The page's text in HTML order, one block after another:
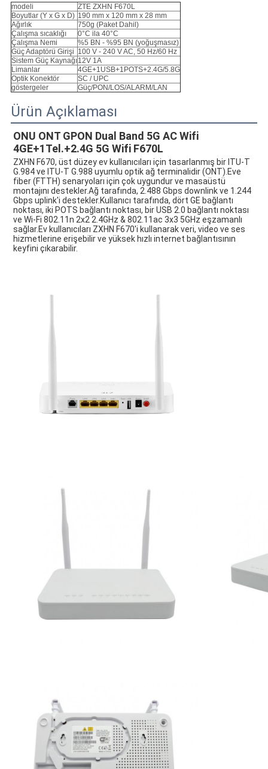
modeli
ZTE ZXHN F670L
Boyutlar (Y x G x D) 190 mm x 120 mm x 28 mm
Ağırlık
750g (Paket Dahil)
Çalışma sıcaklığı
0°C ila 40°C
Çalışma Nemi
%5 BN - %95 BN (yoğuşmasız)
Güç Adaptörü Girişi 100 V - 240 V AC, 50 Hz/60 Hz
Sistem Güç Kaynağı12V 1A
Limanlar
4GE+1USB+1POTS+2.4G/5.8G
Optik Konektör
SC / UPC
göstergeler
Güç/PON/LOS/ALARM/LAN
Ürün Açıklaması
ONU ONT GPON Dual Band 5G AC Wifi
4GE+1Tel.+2.4G 5G Wifi F670L
ZXHN F670, üst düzey ev kullanıcıları için tasarlanmış bir ITU-T
G.984 ve ITU-T G.988 uyumlu optik ağ terminalidir (ONT).Eve
fiber (FTTH) senaryoları için çok uygundur ve masaüstü
montajını destekler.Ağ tarafında, 2.488 Gbps downlink ve 1.244
Gbps uplink'i destekler.Kullanıcı tarafında, dört GE bağlantı
noktası, iki POTS bağlantı noktası, bir USB 2.0 bağlantı noktası
ve Wi-Fi 802.11n 2x2 2.4GHz & 802.11ac 3x3 5GHz eşzamanlı
sağlar.Ev kullanıcıları ZXHN F670'i kullanarak veri, video ve ses
hizmetlerine erişebilir ve yüksek hızlı internet bağlantısının
keyfini çıkarabilir.